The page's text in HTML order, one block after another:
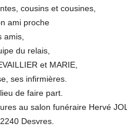
cousins et cousines,
ami proche
amis,
du relais,
et MARIE,
ses infirmières.
de faire part.
au salon funéraire Hervé
Desvres.